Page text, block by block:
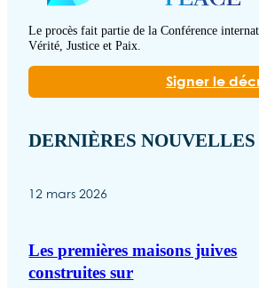
Le procès fait partie de la Conférence
Vérité, Justice et Paix.
Signer le
DERNIÈRES NOUVELLES
12 mars 2026
Les premières maisons juives
construites sur